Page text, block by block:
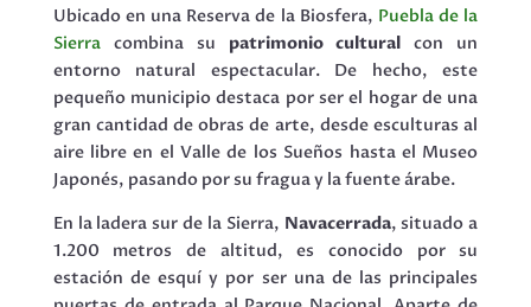
Ubicado en una Reserva de la Biosfera, Puebla de la
Sierracombina su patrimonio cultural con un
entorno natural espectacular. De hecho, este
pequeño municipio destaca por ser el hogar de una
gran cantidad de obras de arte, desde esculturas al
aire libre en el Valle de los Sueños hasta el Museo
Japonés, pasando por su fragua y la fuente árabe.
En la ladera sur de la Sierra, Navacerrada, situado a
1.200 metros de altitud, es conocido por su
estación de esquí y por ser una de las principales